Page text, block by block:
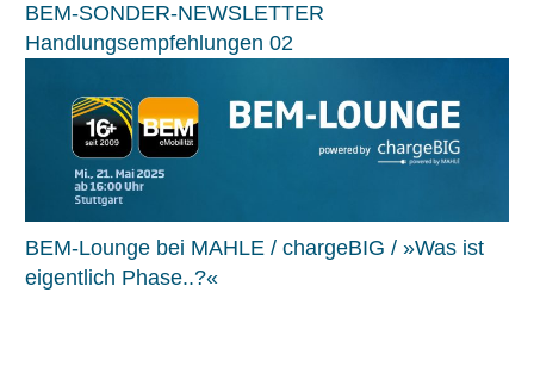
BEM-SONDER-NEWSLETTER
Handlungsempfehlungen 02
BEM-Lounge bei MAHLE / chargeBIG / »Was ist
eigentlich Phase..?«